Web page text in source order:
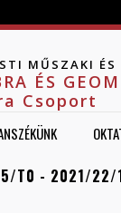
MŰSZAKI
ÉS
Csoport
T0 - 2021/22/